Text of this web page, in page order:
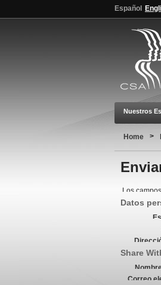
Español
Nuestros
Home >
Los
Datos
Share
Correo